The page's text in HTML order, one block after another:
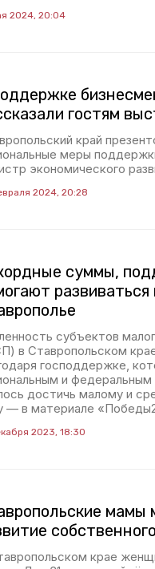
2024, 20:04
гостям
край
меры
экономического
2024, 20:28
суммы,
субъектов
в Ставропольском
господдержке,
и
достичь малому и
— в материале
2023, 18:30
мамы
крае